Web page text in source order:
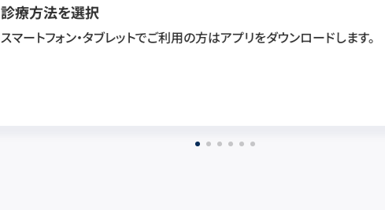
診療方法を選択
スマートフォン・タブレットでご利用の方はアプリをダウンロードします。